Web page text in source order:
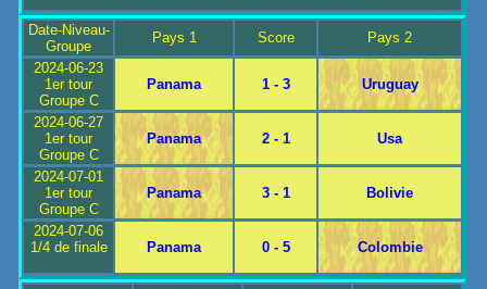
Date-Niveau-
Groupe
Pays 1 Score
Pays 2
2024-06-23
1er tour
Groupe C
Panama 1 - 3 Uruguay
2024-06-27
1er tour
Groupe C
Panama 2 - 1 Usa
2024-07-01
1er tour
Groupe C
Panama 3 - 1 Bolivie
2024-07-06
1/4 de finale
Panama 0 - 5 Colombie